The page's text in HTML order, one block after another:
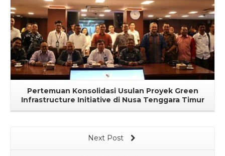
Pertemuan Konsolidasi Usulan Proyek Green
Infrastructure Initiative di Nusa Tenggara Timur
Next Post